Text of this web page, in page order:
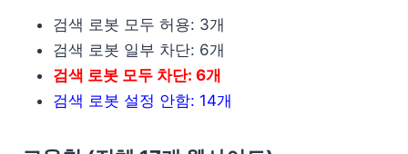
검색 로봇 모두 허용: 3개
검색 로봇 일부 차단: 6개
검색 로봇 모두 차단: 6개
검색 로봇 설정 안함: 14개